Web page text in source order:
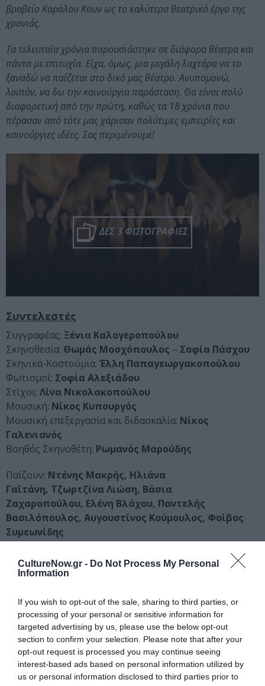
CultureNow.gr - Do Not Process My Personal
Information
If you wish to opt-out of the sale, sharing to third parties, or
processing of your personal or sensitive information for
targeted advertising by us, please use the below opt-out
section to confirm your selection. Please note that after your
opt-out request is processed you may continue seeing
interest-based ads based on personal information utilized by
us or personal information disclosed to third parties prior to
βραβείο Καρόλου Κουν ως το καλύτερο θεατρικό έργο της
χρονιάς.
Τα τελευταία χρόνια παρουσιάστηκε σε διάφορα θέατρα και
πάντα με επιτυχία. Είχα, όμως, μια μεγάλη λαχτάρα να το
ξαναδώ να παίζεται στο δικό μας θέατρο. Ανυπομονώ,
λοιπόν, να δω την καινούργια παράσταση. Θα είναι πολύ
διαφορετική από την πρώτη, καθώς τα 18 χρόνια που
πέρασαν από τότε μας χάρισαν πολύτιμες εμπειρίες και
καινούργιες ιδέες. Σας περιμένουμε!
ΔΕΣ 3 ΦΩΤΟΓΡΑΦΙΕΣ
Συντελεστές
Συγγραφέας: Ξένια Καλογεροπούλου
Σκηνοθεσία: Θωμάς Μοσχόπουλος – Σοφία Πάσχου
Σκηνικά-Κοστούμια: Έλλη Παπαγεωργακοπούλου
Φωτισμοί: Σοφία Αλεξιάδου
Στίχοι: Λίνα Νικολακοπούλου
Μουσική: Νίκος Κυπουργός
Μουσική επεξεργασία και διδασκαλία: Νίκος
Γαλενιανός
Βοηθός Σκηνοθέτη: Ρωμανός Μαρούδης
Παίζουν: Ντένης Μακρής, Ηλιάνα
Γαϊτάνη, Τζωρτζίνα Λιώση, Βάσια
Ζαχαροπούλου, Ελένη Βλάχου, Παντελής
Βασιλόπουλος, Αυγουστίνος Κούμουλος, Φοίβος
Συμεωνίδης
Ταυτότητα Εκδήλωσης
Από: 28/10/2018 Εως:
21/04/2019
Κυριακή στις 11:00 & 15.00
Τοποθεσία:
Θέατρο Πόρτα, Μεσογείων 59, Αθήνα